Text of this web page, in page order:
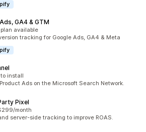
GA4 & GTM
plan available
tracking for Google Ads, GA4 & Meta
to install
Ads on the Microsoft Search Network.
Pixel
month
server-side tracking to improve ROAS.